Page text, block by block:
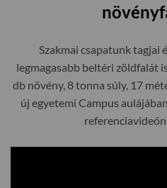
Szakmai csapatunk
legmagasabb beltéri zöldfalát
db növény, 8 tonna súly, 17
új egyetemi Campus